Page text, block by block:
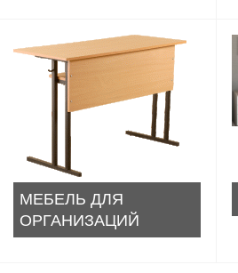
МЕБЕЛЬ ДЛЯ
ОРГАНИЗАЦИЙ